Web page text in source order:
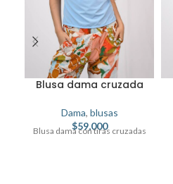
Blusa dama cruzada
Dama, blusas
$59,000
Blusa dama con tiras cruzadas